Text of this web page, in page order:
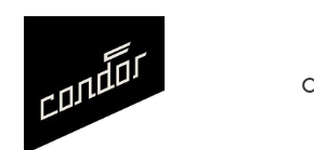
innholdet